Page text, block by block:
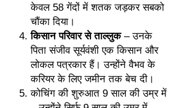
केवल 58 गेंदों में शतक जड़कर सबको
चौंका दिया।
किसान परिवार से ताल्लुक– उनके
पिता संजीव सूर्यवंशी एक किसान और
लोकल पत्रकार हैं। उन्होंने वैभव के
करियर के लिए जमीन तक बेच दी।
कोचिंग की शुरुआत 9 साल की उम्र में